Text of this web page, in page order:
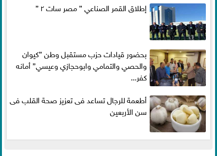
إطلاق القمر الصناعي ” مصر سات ٢ ”
بحضور قيادات حزب مستقبل وطن ”كيوان
والحصي والتمامي وابوحجازي وعيسي” أمانه
كفر...
أطعمة للرجال تساعد فى تعزيز صحة القلب فى
سن الأربعين